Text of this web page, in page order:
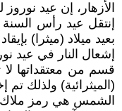
الأزهار، إن عيد
إنتقل عيد رأس السنة
بعيد ميلاد (ميثرا)
إشعال النار في عيد
قسم من معتقداتها لا
(الميثرائية) ولذلك